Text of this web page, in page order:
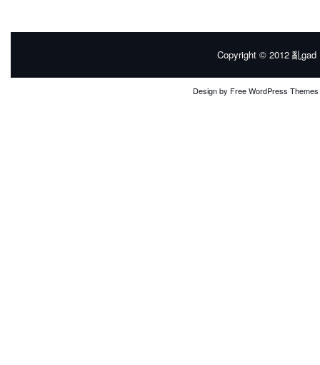
Copyright © 2012 亂gad
Design by Free WordPress Themes